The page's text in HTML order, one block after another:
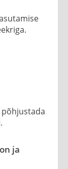
põhjustada
ja